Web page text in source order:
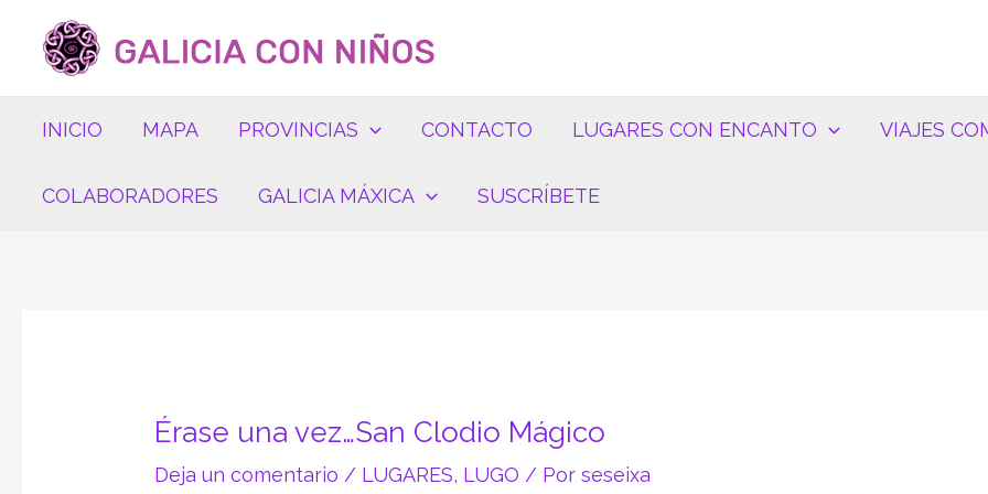
contenido
INICIO MAPA PROVINCIAS CONTACTO LUGARES CON ENCANTO VIAJES
COLABORADORES GALICIA MÁXICA SUSCRÍBETE
Érase una vez…San Clodio Mágico
Deja un comentario / LUGARES, LUGO / Porseseixa
Navegación
de
entradas